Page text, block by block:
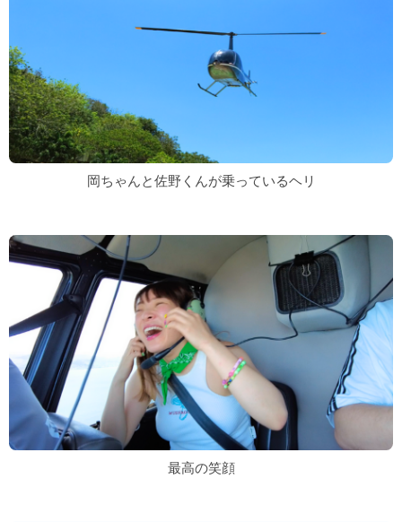
岡ちゃんと佐野くんが乗っているヘリ
最高の笑顔